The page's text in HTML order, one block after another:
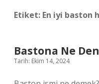
Etiket: En iyi baston
Bastona Ne
Tarih: Ekim 14, 2024